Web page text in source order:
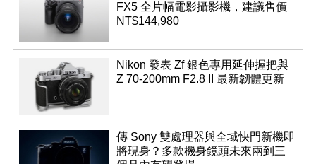
FX5 全片幅電影攝影機，建議售價
NT$144,980
Nikon 發表 Zf 銀色專用延伸握把與
Z 70-200mm F2.8 II 最新韌體更新
傳 Sony 雙處理器與全域快門新機即
將現身？多款機身鏡頭未來兩到三